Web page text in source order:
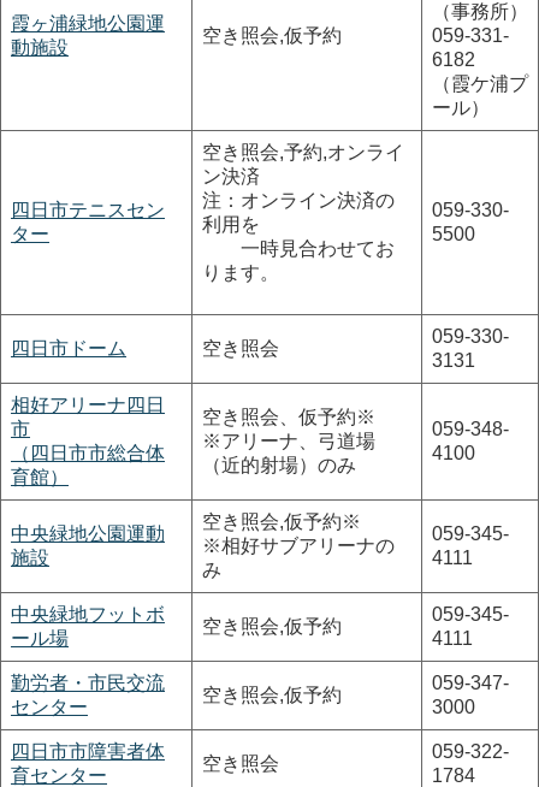
霞ヶ浦緑地公園運
動施設
空き照会,仮予約
（事務所）
059-331-
6182
（霞ケ浦プ
ール）
四日市テニスセン
ター
空き照会,予約,オンライ
ン決済
注：オンライン決済の
利用を
一時見合わせてお
ります。
059-330-
5500
四日市ドーム 空き照会
059-330-
3131
相好アリーナ四日
市
（四日市市総合体
育館）
空き照会、仮予約※
※アリーナ、弓道場
（近的射場）のみ
059-348-
4100
中央緑地公園運動
施設
空き照会,仮予約※
※相好サブアリーナの
み
059-345-
4111
中央緑地フットボ
ール場
空き照会,仮予約
059-345-
4111
勤労者・市民交流
センター
空き照会,仮予約
059-347-
3000
四日市市障害者体
育センター
空き照会
059-322-
1784